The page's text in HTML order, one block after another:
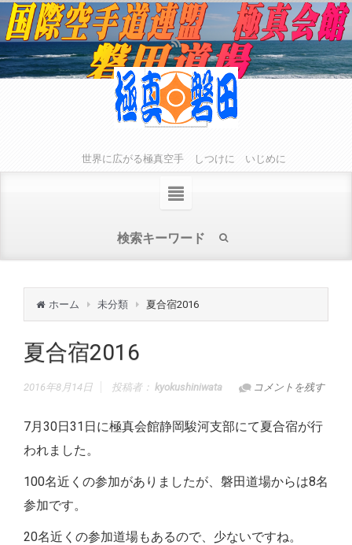
世界に広がる極真空手 しつけに いじめに
ホーム 未分類 夏合宿2016
夏合宿2016
2016年8月14日 コメントを残す
投稿者： kyokushiniwata
7月30日31日に極真会館静岡駿河支部にて夏合宿が行
われました。
100名近くの参加がありましたが、磐田道場からは8名
参加です。
20名近くの参加道場もあるので、少ないですね。